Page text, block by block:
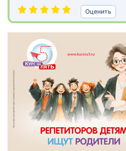
Оценить